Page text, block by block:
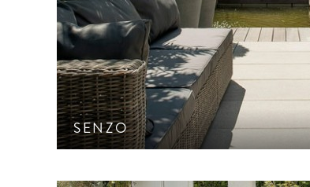
SENZO
Pflasterstein mit homogener, sehr
CleanTop-Schutz